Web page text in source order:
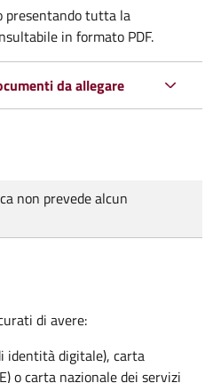
presentando tutta la
in formato PDF.
da allegare
non prevede alcun
di avere:
identità digitale), carta
o carta nazionale dei servizi